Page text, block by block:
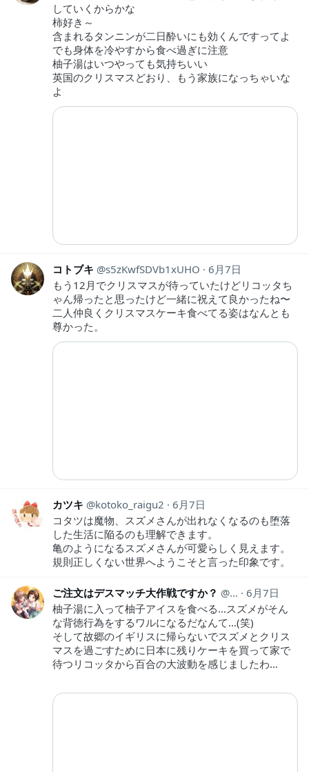
していくからかな
柿好き～
含まれるタンニンが二日酔いにも効くんですってよ
でも身体を冷やすから食べ過ぎに注意
柚子湯はいつやっても気持ちいい
英国のクリスマスどおり、もう家族になっちゃいな
よ
コトブキ s5zKwfSDVb1xUHO
6月7日
もう12月でクリスマスが待っていたけどリコッタち
ゃん帰ったと思ったけど一緒に祝えて良かったね〜
二人仲良くクリスマスケーキ食べてる姿はなんとも
尊かった。
カツキ kotoko_raigu2
6月7日
コタツは魔物、スズメさんが出れなくなるのも堕落
した生活に陥るのも理解できます。
亀のようになるスズメさんが可愛らしく見えます。
規則正しくない世界へようこそと言った印象です。
ご注文はデスマッチ大作戦ですか？ gcus_daisakusen
6月7日
柚子湯に入って柚子アイスを食べる…スズメがそん
な背徳行為をするワルになるだなんて…(笑)
そして故郷のイギリスに帰らないでスズメとクリス
マスを過ごすために日本に残りケーキを買って家で
待つリコッタから百合の大波動を感じましたわ…